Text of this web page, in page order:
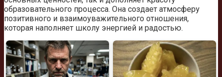
образовательного процесса. Она создает атмосферу
позитивного и взаимоуважительного отношения,
которая наполняет школу энергией и радостью.